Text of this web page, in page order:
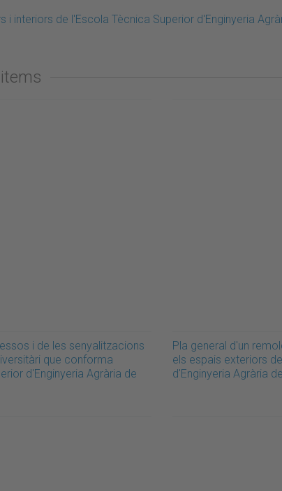
i interiors de l'Escola Tècnica Superior d'Enginyeria
i de les senyalitzacions
que conforma
d'Enginyeria Agrària de
Pla general d'un
els espais exteriors
d'Enginyeria Agrària